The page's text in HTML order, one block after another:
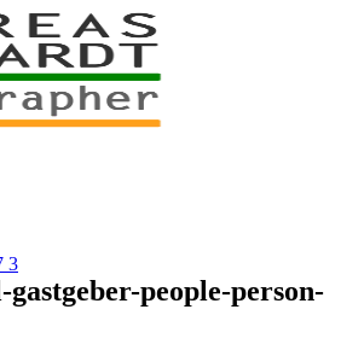
3
people-person-